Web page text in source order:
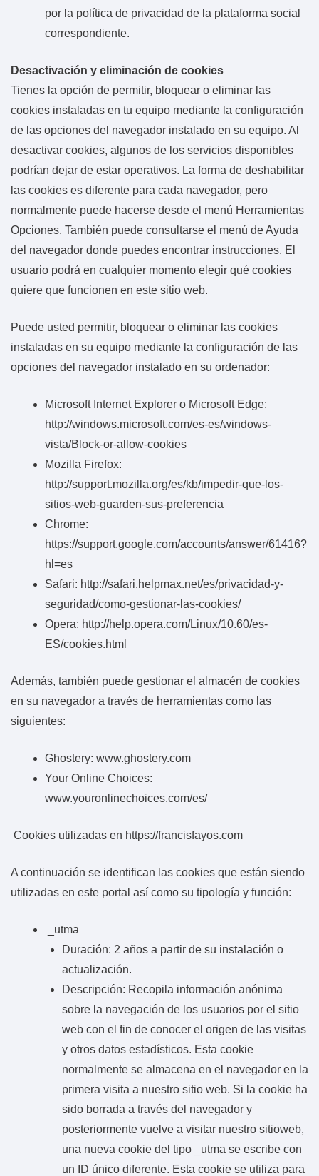
por la política de privacidad de la plataforma social
correspondiente.
Desactivación y eliminación de cookies
Tienes la opción de permitir, bloquear o eliminar las
cookies instaladas en tu equipo mediante la configuración
de las opciones del navegador instalado en su equipo. Al
desactivar cookies, algunos de los servicios disponibles
podrían dejar de estar operativos. La forma de deshabilitar
las cookies es diferente para cada navegador, pero
normalmente puede hacerse desde el menú Herramientas
Opciones. También puede consultarse el menú de Ayuda
del navegador donde puedes encontrar instrucciones. El
usuario podrá en cualquier momento elegir qué cookies
quiere que funcionen en este sitio web.
Puede usted permitir, bloquear o eliminar las cookies
instaladas en su equipo mediante la configuración de las
opciones del navegador instalado en su ordenador:
Microsoft Internet Explorer o Microsoft Edge:
http://windows.microsoft.com/es-es/windows-
vista/Block-or-allow-cookies
Mozilla Firefox:
http://support.mozilla.org/es/kb/impedir-que-los-
sitios-web-guarden-sus-preferencia
Chrome:
https://support.google.com/accounts/answer/61416?
hl=es
Safari: http://safari.helpmax.net/es/privacidad-y-
seguridad/como-gestionar-las-cookies/
Opera: http://help.opera.com/Linux/10.60/es-
ES/cookies.html
Además, también puede gestionar el almacén de cookies
en su navegador a través de herramientas como las
siguientes:
Ghostery: www.ghostery.com
Your Online Choices:
www.youronlinechoices.com/es/
Cookies utilizadas en https://francisfayos.com
A continuación se identifican las cookies que están siendo
utilizadas en este portal así como su tipología y función:
_utma
Duración: 2 años a partir de su instalación o
actualización.
Descripción: Recopila información anónima
sobre la navegación de los usuarios por el sitio
web con el fin de conocer el origen de las visitas
y otros datos estadísticos. Esta cookie
normalmente se almacena en el navegador en la
primera visita a nuestro sitio web. Si la cookie ha
sido borrada a través del navegador y
posteriormente vuelve a visitar nuestro sitioweb,
una nueva cookie del tipo _utma se escribe con
un ID único diferente. Esta cookie se utiliza para